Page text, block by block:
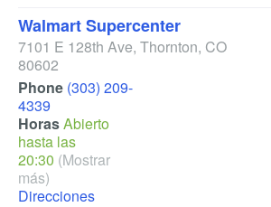
Walmart Supercenter
7101 E 128th Ave, Thornton, CO
80602
Phone (303) 209-
4339
HorasAbierto
hasta las
20:30 (Mostrar
más)
Direcciones